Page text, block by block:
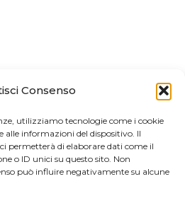
Consenso
utilizziamo tecnologie come i cookie
alle informazioni del dispositivo. Il
permetterà di elaborare dati come il
o ID unici su questo sito. Non
può influire negativamente su alcune
97015 MODICA (RG) – P. IVA: IT
ByIl Brandificio